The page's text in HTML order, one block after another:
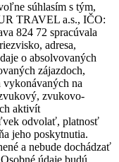
súhlasím s tým,
TRAVEL a.s., IČO:
824 72 spracúvala
adresa,
o absolvovaných
zájazdoch,
vykonávaných na
zvukovo-
aktivít
odvolať, platnosť
jeho poskytnutia.
a nebude dochádzať